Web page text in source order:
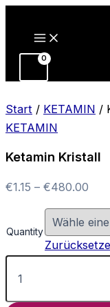
Inhalt
springen
Start / KETAMIN /
KETAMIN
Ketamin Kristall
€1.15 – €480.00
bis
Quantity
Ketamin
Kristall